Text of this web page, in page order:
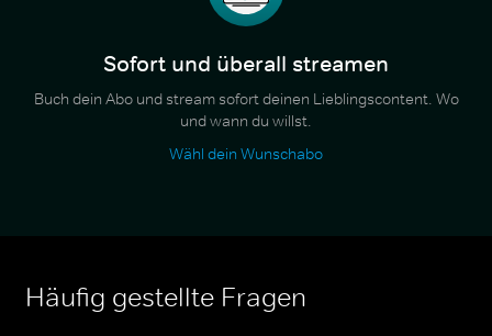
Sofort und überall streamen
Buch dein Abo und stream sofort deinen Lieblingscontent. Wo
und wann du willst.
Wähl dein Wunschabo
Häufig gestellte Fragen